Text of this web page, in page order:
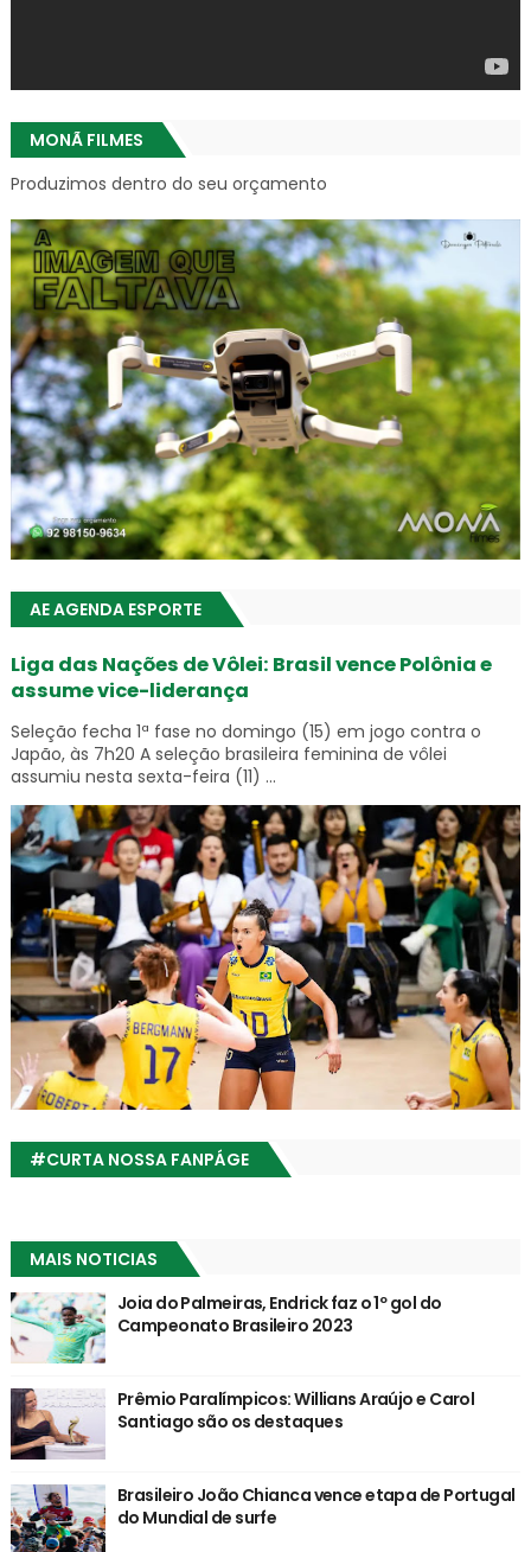
MONÃ FILMES
Produzimos dentro do seu orçamento
AE AGENDA ESPORTE
Liga das Nações de Vôlei: Brasil vence Polônia e
assume vice-liderança
Seleção fecha 1ª fase no domingo (15) em jogo contra o
Japão, às 7h20 A seleção brasileira feminina de vôlei
assumiu nesta sexta-feira (11) ...
#CURTA NOSSA FANPÁGE
MAIS NOTICIAS
Joia do Palmeiras, Endrick faz o 1º gol do
Campeonato Brasileiro 2023
Prêmio Paralímpicos: Willians Araújo e Carol
Santiago são os destaques
Brasileiro João Chianca vence etapa de Portugal
do Mundial de surfe